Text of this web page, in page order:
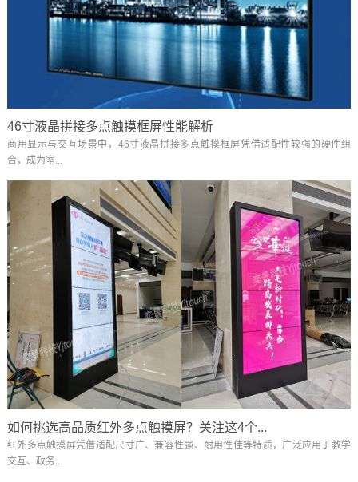
46寸液晶拼接多点触摸框屏性能解析
商用显示与交互场景中，46寸液晶拼接多点触摸框屏凭借适配性较强的硬件组
合，成为室...
如何挑选高品质红外多点触摸屏？关注这4个...
红外多点触摸屏凭借适配尺寸广、兼容性强、耐用性佳等特质，广泛应用于教学
交互、政务...